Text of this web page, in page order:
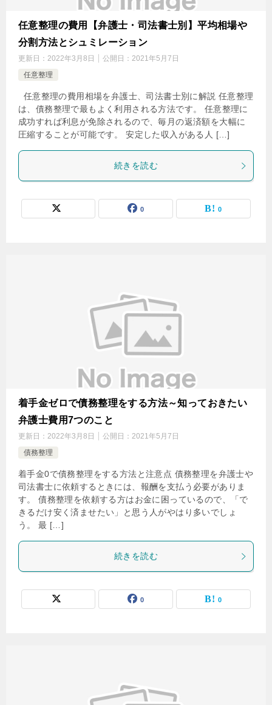
任意整理の費用【弁護士・司法書士別】平均相場や
分割方法とシュミレーション
更新日： 2022年3月8日 公開日： 2021年5月7日
任意整理
任意整理の費用相場を弁護士、司法書士別に解説 任意整理
は、債務整理で最もよく利用される方法です。 任意整理に
成功すれば利息が免除されるので、毎月の返済額を大幅に
圧縮することが可能です。 安定した収入がある人 […]
続きを読む
0 0
着手金ゼロで債務整理をする方法～知っておきたい
弁護士費用7つのこと
更新日： 2022年3月8日 公開日： 2021年5月7日
債務整理
着手金0で債務整理をする方法と注意点 債務整理を弁護士や
司法書士に依頼するときには、報酬を支払う必要がありま
す。 債務整理を依頼する方はお金に困っているので、「で
きるだけ安く済ませたい」と思う人がやはり多いでしょ
う。 最 […]
続きを読む
0 0